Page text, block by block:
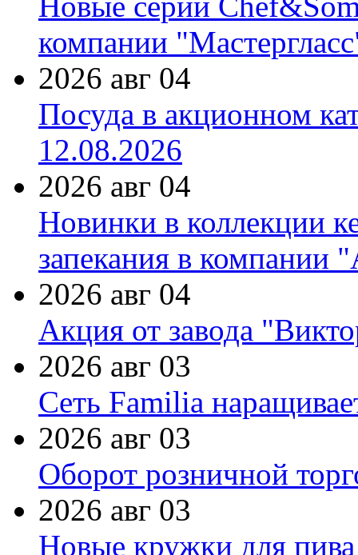
компании
2026 авг 04
Посуда в акционном
12.08.2026
2026 авг 04
Новинки в коллекции
запекания в компании
2026 авг 04
Акция от завода
2026 авг 03
Сеть Familia
2026 авг 03
Оборот розничной
2026 авг 03
Новые кружки для